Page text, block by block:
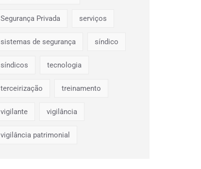
Segurança Privada serviços
sistemas de segurança síndico
síndicos tecnologia
terceirização treinamento
vigilante vigilância
vigilância patrimonial